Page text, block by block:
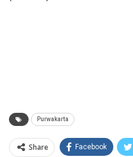
Purwakarta
Share Facebook